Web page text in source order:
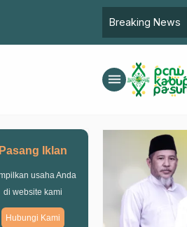
Breaking News
menu
Iklan
usaha Anda
di website kami
Hubungi Kami